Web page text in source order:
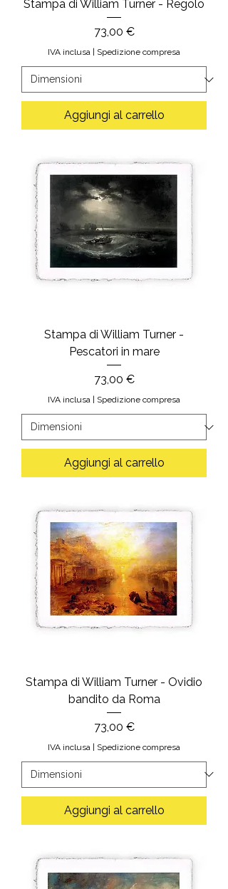
Stampa di William Turner - Regolo
Prezzo
73,00 €
IVA inclusa Spedizione compresa
Aggiungi al carrello
Stampa di William Turner -
Pescatori in mare
Prezzo
73,00 €
IVA inclusa Spedizione compresa
Aggiungi al carrello
Stampa di William Turner - Ovidio
bandito da Roma
Prezzo
73,00 €
IVA inclusa | Spedizione compresa
Aggiungi al carrello